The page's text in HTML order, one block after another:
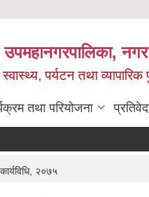
नगर
स्वास्थ्य, पर्यटन तथा
तथा परियोजना
२०७५